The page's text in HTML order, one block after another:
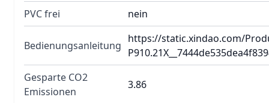
PVC frei
nein
Bedienungsanleitung
https://static.xindao.com/
Gesparte CO2
Emissionen
3.86